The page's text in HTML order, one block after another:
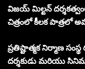
విజయ్ మిల్టన్
చిత్రంలో కీలక పాత్రలో
ప్రతిష్టాత్మక నిర్మాణ
దర్శకుడు మరియు